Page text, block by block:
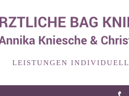
LEISTUNGEN INDIVIDUELL